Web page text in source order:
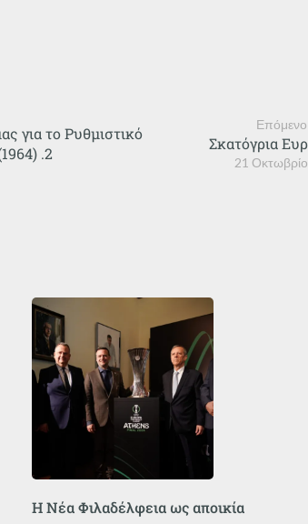
για το Ρυθμιστικό
.2
21
Σκατόγρια
Η Νέα Φιλαδέλφεια ως αποικία